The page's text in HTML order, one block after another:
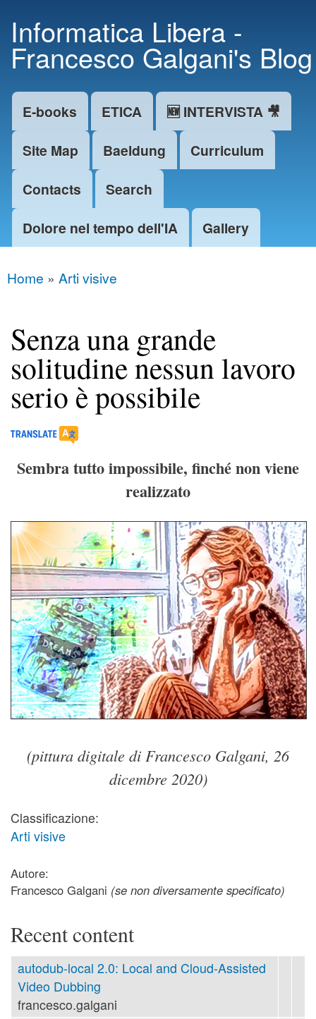
main
content
Informatica Libera -
Francesco Galgani's Blog
Main menu
E-books ETICA
🆕 INTERVISTA 🎥
Site Map
Baeldung
Curriculum
Contacts
Search
Dolore nel tempo dell'IA
Gallery
You are here
Home » Arti visive
Senza una grande
solitudine nessun lavoro
serio è possibile
Sembra tutto impossibile, finché non viene
realizzato
(pittura digitale di Francesco Galgani, 26
dicembre 2020)
Classificazione:
Arti visive
Autore:
Francesco Galgani (se non diversamente specificato)
Recent content
autodub-local 2.0: Local and Cloud-Assisted
Video Dubbing
francesco.galgani